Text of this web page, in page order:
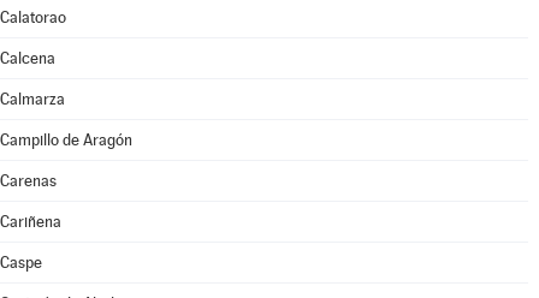
Calatorao
Calcena
Calmarza
Campillo de Aragón
Carenas
Cariñena
Caspe